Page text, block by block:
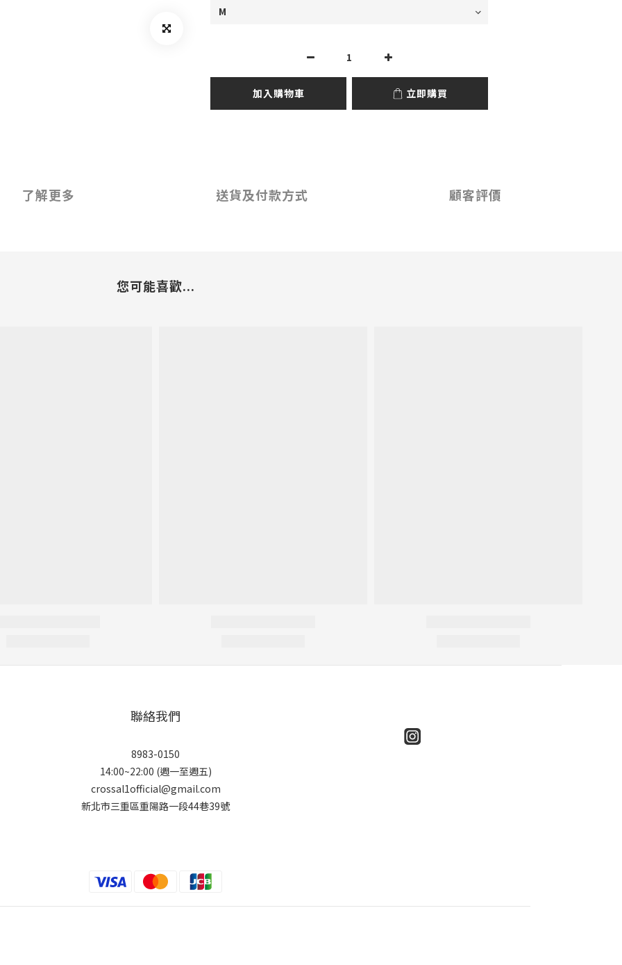
加入購物車 立即購買
了解更多 送貨及付款方式 顧客評價
您可能喜歡...
聯絡我們
8983-0150
14:00~22:00 (週一至週五)
crossal1official@gmail.com
新北市三重區重陽路一段44巷39號